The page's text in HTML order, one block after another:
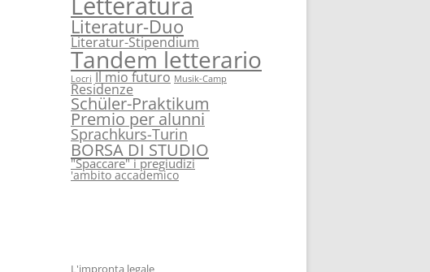
Literatur-Duo
Literatur-Stipendium
Tandem letterario
Locri Il mio futuro Musik-Camp
Residenze
Schüler-Praktikum
Premio per alunni
Sprachkurs-Turin
BORSA DI STUDIO
"Spaccare" i pregiudizi
'ambito accademico
L'impronta legale